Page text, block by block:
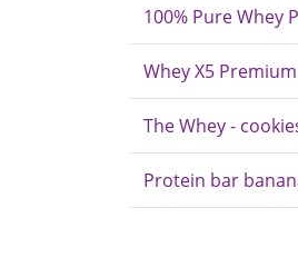
100% Pure Whey
Whey X5
The Whey -
Protein bar